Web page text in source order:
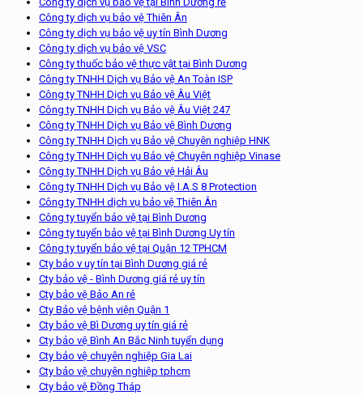
Công ty dịch vụ bảo vệ Thiên Ân
Công ty dịch vụ bảo vệ uy tín Bình Dương
Công ty dịch vụ bảo vệ VSC
Công ty thuốc bảo vệ thực vật tại Bình Dương
Công ty TNHH Dịch vụ Bảo vệ An Toàn ISP
Công ty TNHH Dịch vụ Bảo vệ Âu Việt
Công ty TNHH Dịch vụ Bảo vệ Âu Việt 247
Công ty TNHH Dịch vụ Bảo vệ Bình Dương
Công ty TNHH Dịch vụ Bảo vệ Chuyên nghiệp HNK
Công ty TNHH Dịch vụ Bảo vệ Chuyên nghiệp Vinase
Công ty TNHH Dịch vụ Bảo vệ Hải Âu
Công ty TNHH Dịch vụ Bảo vệ I.A.S 8 Protection
Công ty TNHH dịch vụ bảo vệ Thiên Ân
Công ty tuyển bảo vệ tại Bình Dương
Công ty tuyển bảo vệ tại Bình Dương Uy tín
Công ty tuyển bảo vệ tại Quận 12 TPHCM
Cty bảo v uy tín tại Bình Dương giá rẻ
Cty bảo vệ - Bình Dương giá rẻ uy tín
Cty bảo vệ Bảo An rẻ
Cty Bảo vệ bệnh viện Quận 1
Cty bảo vệ Bì Dương uy tín giá rẻ
Cty bảo vệ Bình An Bắc Ninh tuyển dụng
Cty bảo vệ chuyên nghiệp Gia Lai
Cty bảo vệ chuyên nghiệp tphcm
Cty bảo vệ Đồng Tháp